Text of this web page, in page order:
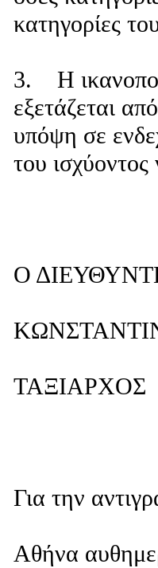
κατηγορίες
3. Η
εξετάζεται
υπόψη σε
του
Ο
ΤΑΞΙΑΡΧΟΣ
Για την
Αθήνα